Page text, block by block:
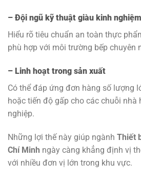
– Đội ngũ kỹ thuật giàu kinh nghiệm
Hiểu rõ tiêu chuẩn an toàn thực
phù hợp với môi trường bếp chuyên
– Linh hoạt trong sản xuất
Có thể đáp ứng đơn hàng số lượng
hoặc tiến độ gấp cho các chuỗi nhà
nghiệp.
Những lợi thế này giúp ngành Thiết
Chí Minh ngày càng khẳng định vị
với nhiều đơn vị lớn trong khu vực.